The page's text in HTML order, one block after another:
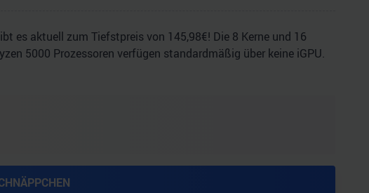
es aktuell zum Tiefstpreis von 145,98€! Die 8 Kerne und 16
5000 Prozessoren verfügen standardmäßig über keine iGPU.